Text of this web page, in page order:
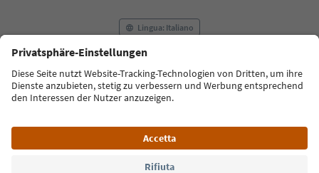
Lingua: Italiano
FAQ Contatti Press MICE
Privacy Policy
Termini e condizioni
Crediti
Cookie Policy
Alto Adige B2B